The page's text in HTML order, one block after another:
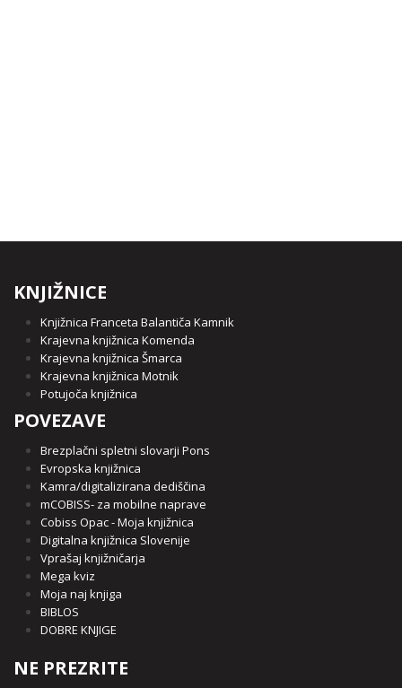
KNJIŽNICE
Knjižnica Franceta Balantiča Kamnik
Krajevna knjižnica Komenda
Krajevna knjižnica Šmarca
Krajevna knjižnica Motnik
Potujoča knjižnica
POVEZAVE
Brezplačni spletni slovarji Pons
Evropska knjižnica
Kamra/digitalizirana dediščina
mCOBISS- za mobilne naprave
Cobiss Opac - Moja knjižnica
Digitalna knjižnica Slovenije
Vprašaj knjižničarja
Mega kviz
Moja naj knjiga
BIBLOS
DOBRE KNJIGE
NE PREZRITE